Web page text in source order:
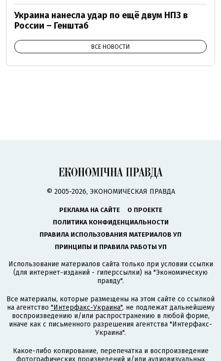
Украина нанесла удар по ещё двум НПЗ в
России – Генштаб
ВСЕ НОВОСТИ
© 2005-2026, ЭКОНОМИЧЕСКАЯ ПРАВДА
РЕКЛАМА НА САЙТЕ
О ПРОЕКТЕ
ПОЛИТИКА КОНФИДЕНЦИАЛЬНОСТИ
ПРАВИЛА ИСПОЛЬЗОВАНИЯ МАТЕРИАЛОВ УП
ПРИНЦИПЫ И ПРАВИЛА РАБОТЫ УП
Использование материалов сайта только при условии ссылки
(для интернет-изданий - гиперссылки) на "Экономическую
правду".
Все материалы, которые размещены на этом сайте со ссылкой
на агентство "Интерфакс-Украина", не подлежат дальнейшему
воспроизведению и/или распространению в любой форме,
иначе как с письменного разрешения агентства "Интерфакс-
Украина".
Какое-либо копирование, перепечатка и воспроизведение
фотографических произведений и/или аудиовизуальных